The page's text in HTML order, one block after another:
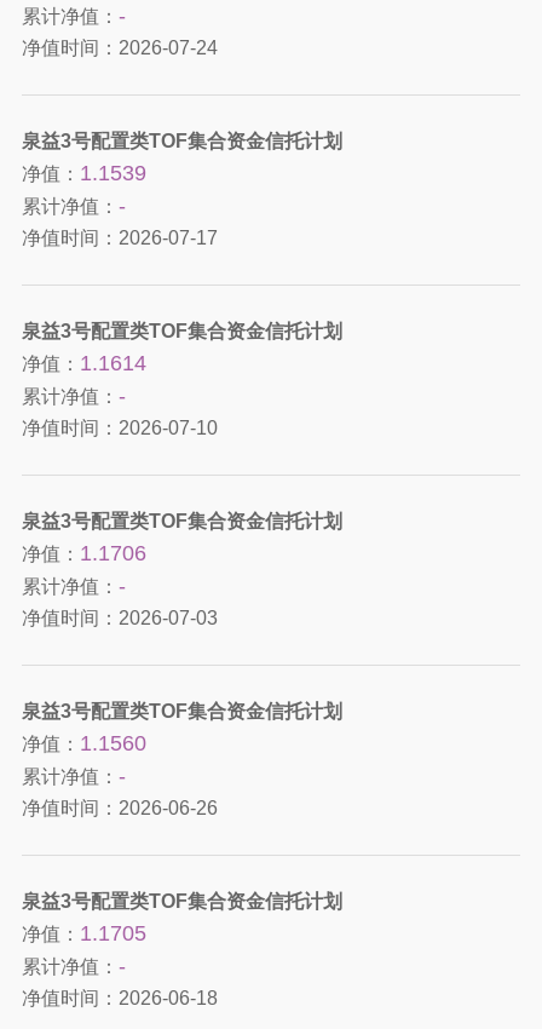
累计净值： -
净值时间： 2026-07-24
泉益3号配置类TOF集合资金信托计划
净值： 1.1539
累计净值： -
净值时间： 2026-07-17
泉益3号配置类TOF集合资金信托计划
净值： 1.1614
累计净值： -
净值时间： 2026-07-10
泉益3号配置类TOF集合资金信托计划
净值： 1.1706
累计净值： -
净值时间： 2026-07-03
泉益3号配置类TOF集合资金信托计划
净值： 1.1560
累计净值： -
净值时间： 2026-06-26
泉益3号配置类TOF集合资金信托计划
净值： 1.1705
累计净值： -
净值时间： 2026-06-18